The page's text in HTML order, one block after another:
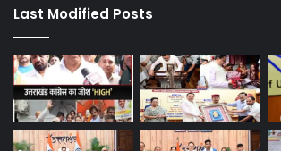
Last Modified Posts